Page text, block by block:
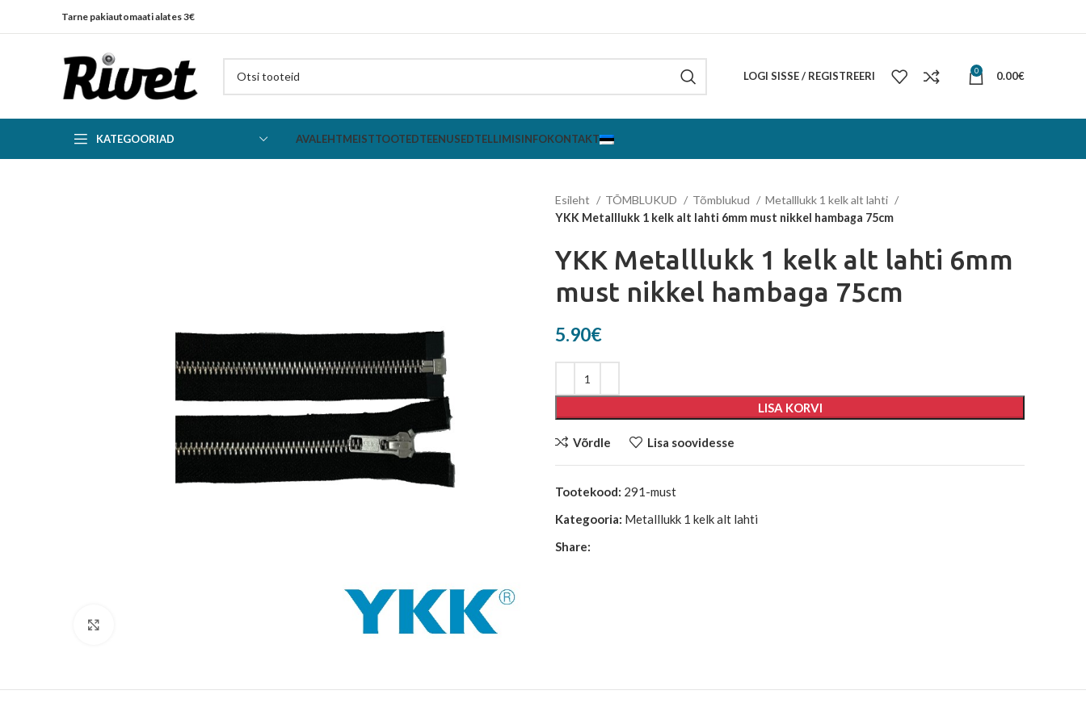
Tarne pakiautomaati alates 3€
LOGI SISSE / REGISTREERI 0 0.00€
KATEGOORIAD AVALEHTMEISTTOOTEDTEENUSEDTELLIMISINFOKONTAKT
Esileht TÕMBLUKUD Tõmblukud
Metalllukk 1 kelk alt lahti
YKK Metalllukk 1 kelk alt lahti 6mm must nikkel hambaga 75cm
YKK Metalllukk 1 kelk alt lahti 6mm
must nikkel hambaga 75cm
5.90€
LISA KORVI
Võrdle Lisa soovidesse
Tootekood: 291-must
Kategooria: Metalllukk 1 kelk alt lahti
Share: